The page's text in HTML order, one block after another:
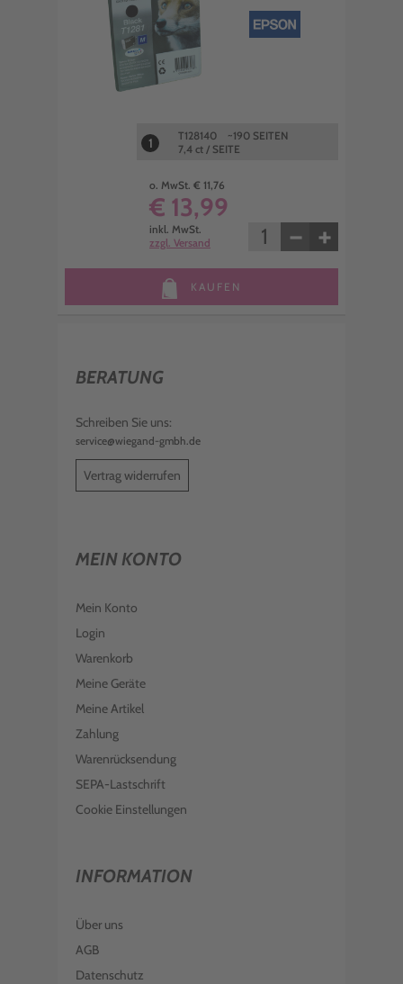
1
T128140 ~190 SEITEN
7,4 ct / SEITE
o. MwSt. € 11,76
€ 13,99
inkl. MwSt.
zzgl. Versand
− +
KAUFEN
BERATUNG
Schreiben Sie uns:
service@wiegand-gmbh.de
Vertrag widerrufen
MEIN KONTO
Mein Konto
Login
Warenkorb
Meine Geräte
Meine Artikel
Zahlung
Warenrücksendung
SEPA-Lastschrift
Cookie Einstellungen
INFORMATION
Über uns
AGB
Datenschutz